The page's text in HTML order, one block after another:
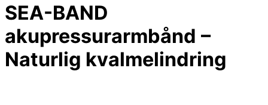
SEA-BAND
akupressurarmbånd –
Naturlig kvalmelindring